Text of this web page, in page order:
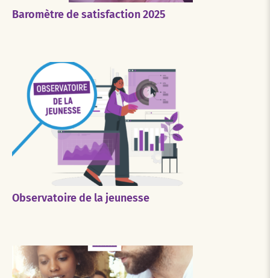
Baromètre de satisfaction 2025
Observatoire de la jeunesse